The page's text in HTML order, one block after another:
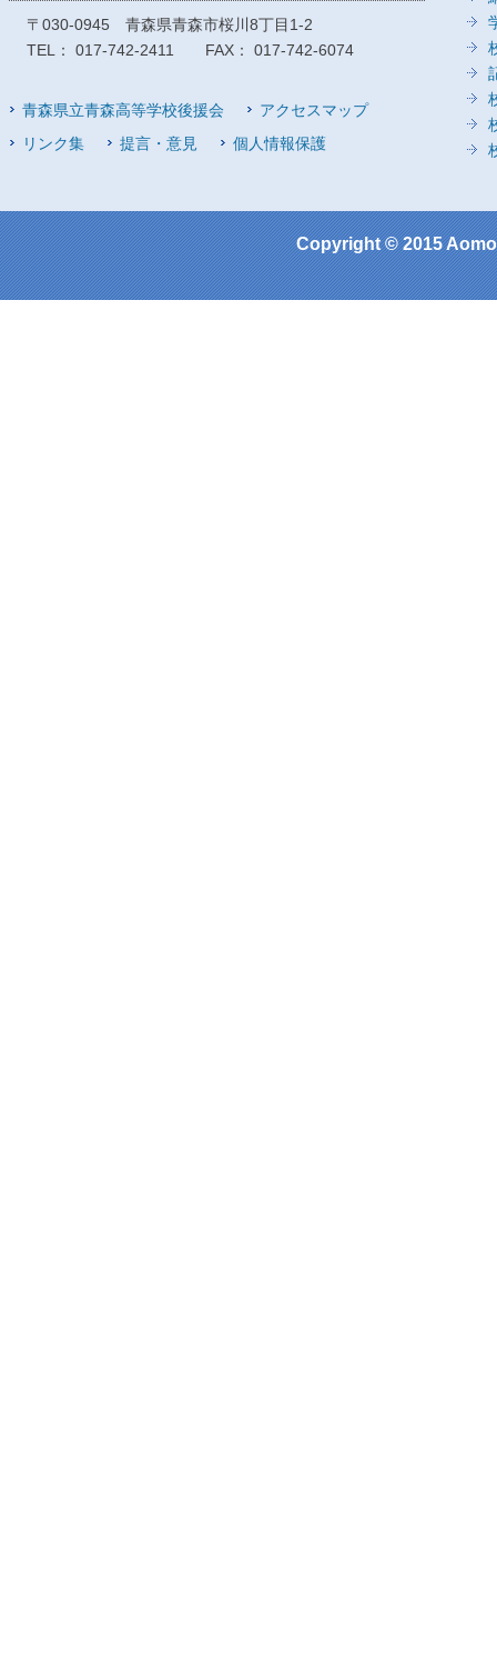
〒030-0945 青森県青森市桜川8丁目1-2
TEL： 017-742-2411 FAX： 017-742-6074
青森県立青森高等学校後援会
アクセスマップ
リンク集
提言・意見 個人情報保護
Copyright © 2015